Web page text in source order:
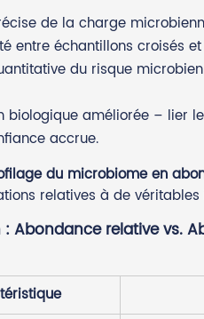
de la charge
entre échantillons croisés
du risque
biologique améliorée – lier
accrue.
du microbiome en
relatives à de véritables
Abondance relative vs.